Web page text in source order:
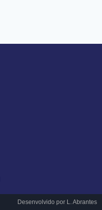
Desenvolvido por L. Abrantes